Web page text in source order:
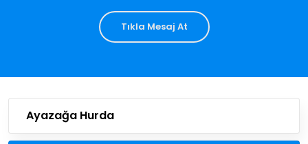
Tıkla Mesaj At
Ayazağa Hurda